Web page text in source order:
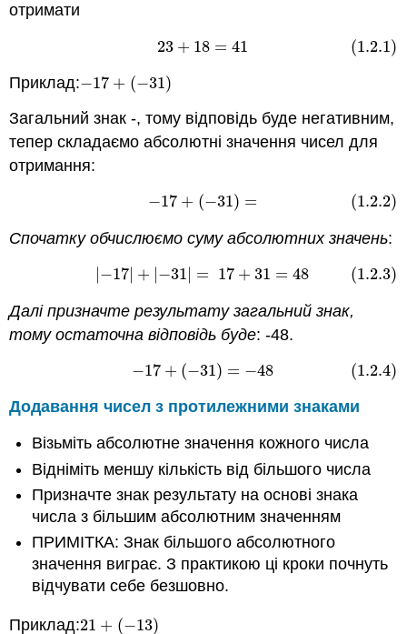
отримати
23 + 18 = 41 (1.2.1)
(1.2.1) 23+18=41
Приклад:−17 + (−31)
−17+(−31)
Загальний знак -, тому відповідь буде негативним,
тепер складаємо абсолютні значення чисел для
отримання:
−17 + (−31) = (1.2.2)
(1.2.2)− 17+(−31)
Спочатку обчислюємо суму абсолютних значень:
−17| + −31 = 17 + 31 = 48 (1.2.3)
(1.2.3)|− 17|+ −31|= 17+31=48
Далі призначте результату загальний знак,
тому остаточна відповідь буде: -48.
−17 + (−31) = −48 (1.2.4)
(1.2.4)− 17+(− 31 )=−48
Додавання чисел з протилежними знаками
Візьміть абсолютне значення кожного числа
Відніміть меншу кількість від більшого числа
Призначте знак результату на основі знака
числа з більшим абсолютним значенням
ПРИМІТКА: Знак більшого абсолютного
значення виграє. З практикою ці кроки почнуть
відчувати себе безшовно.
Приклад:21 + (−13)
21 +( −13)